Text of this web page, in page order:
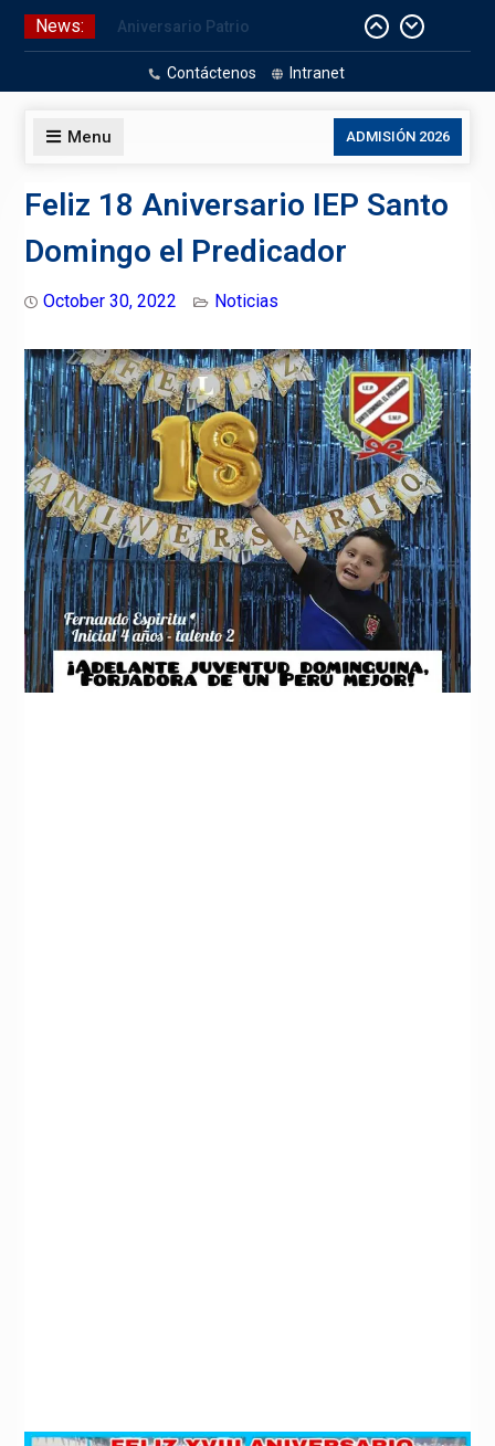
Skip
News:
Aniversario Patrio
CELEBRACIÓN DE BAUTISMO
Pizarras Inteligentes
Contáctenos Intranet
Menu ADMISIÓN 2026
Feliz 18 Aniversario IEP Santo
Domingo el Predicador
October 30, 2022 Noticias